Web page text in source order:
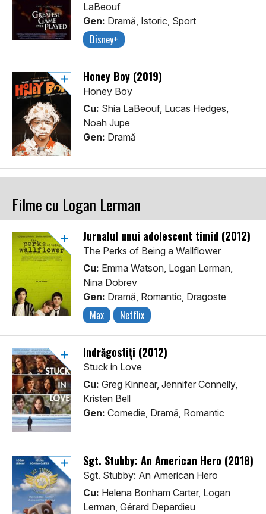
LaBeouf
Gen: Dramă, Istoric, Sport
Disney+
Honey Boy (2019)
Honey Boy
Cu: Shia LaBeouf, Lucas Hedges,
Noah Jupe
Gen: Dramă
Filme cu Logan Lerman
Jurnalul unui adolescent timid (2012)
The Perks of Being a Wallflower
Cu: Emma Watson, Logan Lerman,
Nina Dobrev
Gen: Dramă, Romantic, Dragoste
Max Netflix
Îndrăgostiți (2012)
Stuck in Love
Cu: Greg Kinnear, Jennifer Connelly,
Kristen Bell
Gen: Comedie, Dramă, Romantic
Sgt. Stubby: An American Hero (2018)
Sgt. Stubby: An American Hero
Cu: Helena Bonham Carter, Logan
Lerman, Gérard Depardieu